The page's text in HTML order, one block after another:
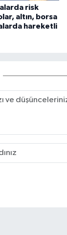
risk
altın, borsa
hareketli